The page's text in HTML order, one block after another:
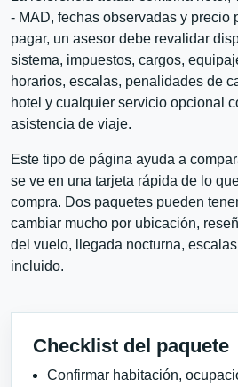
- MAD, fechas observadas y precio
pagar, un asesor debe revalidar
sistema, impuestos, cargos,
horarios, escalas, penalidades de
hotel y cualquier servicio opcional
asistencia de viaje.
Este tipo de página ayuda a
se ve en una tarjeta rápida de lo
compra. Dos paquetes pueden
cambiar mucho por ubicación,
del vuelo, llegada nocturna,
incluido.
Checklist del paquete
Confirmar habitación,